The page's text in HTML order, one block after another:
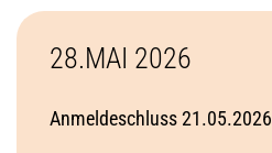
28.MAI 2026
Anmeldeschluss 21.05.2026